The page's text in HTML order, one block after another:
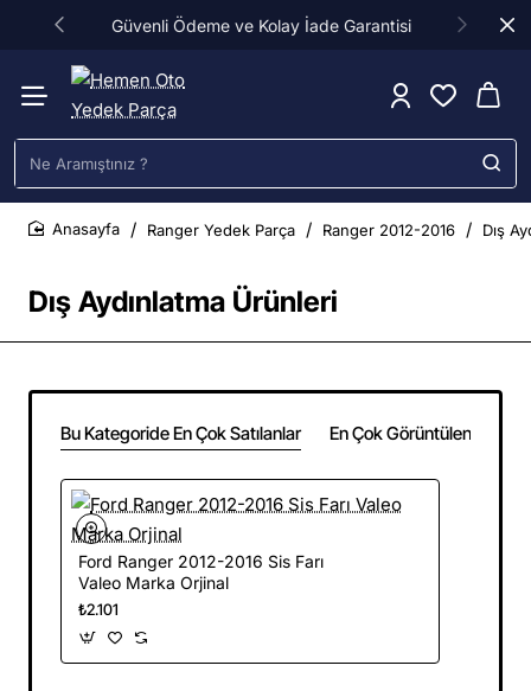
Güvenli Ödeme ve Kolay İade Garantisi
Ne
Aramıştınız
Dış Aydınlatma Ürünleri
Ranger Yedek Parça Ranger 2012-2016 Dış
Bu Kategoride En Çok Satılanlar En Çok Görüntülenenler
Ford Ranger 2012-2016 Sis Farı
Valeo Marka Orjinal
₺2.101